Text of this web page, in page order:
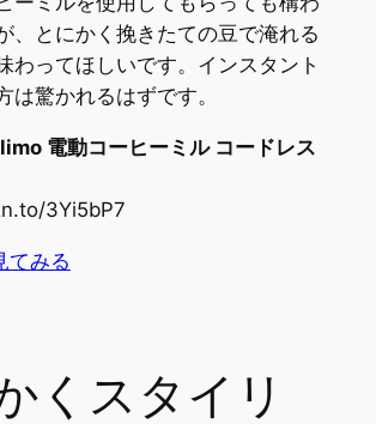
、とにかく挽きたての豆で淹れる
わってほしいです。インスタント
は驚かれるはずです。
電動コーヒーミル コードレス
3Yi5bP7
てみる
くスタイリ